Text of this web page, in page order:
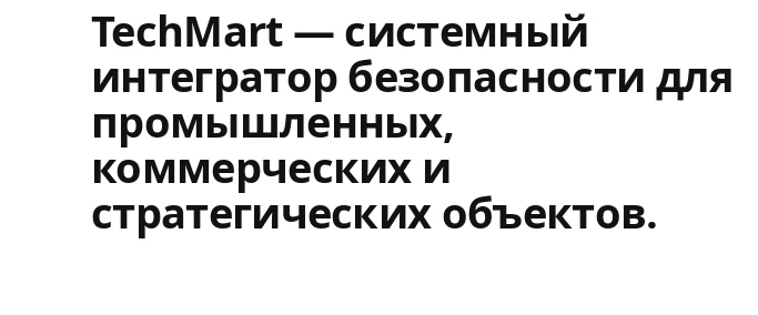
TechMart — системный
интегратор безопасности для
промышленных,
коммерческих и
стратегических объектов.